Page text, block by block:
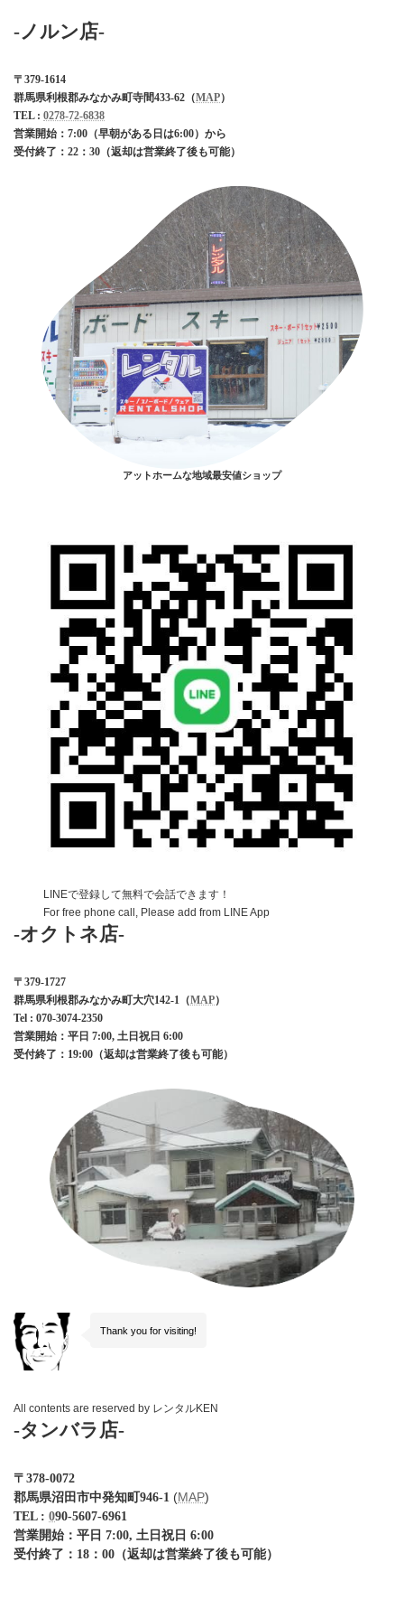
-ノルン店-
〒379-1614
群馬県利根郡みなかみ町寺間433-62（MAP）
TEL : 0278-72-6838
営業開始：7:00（早朝がある日は6:00）から
受付終了： 22：30 （返却は営業終了後も可能）
アットホームな地域最安値ショップ
LINEで登録して無料で会話できます！
For free phone call, Please add from LINE App
-オクトネ店-
〒379-1727
群馬県利根郡みなかみ町大穴142-1（MAP）
Tel : 070-3074-2350
営業開始：平日 7:00, 土日祝日 6:00
受付終了：19:00 （返却は営業終了後も可能）
Thank you for visiting!
All contents are reserved by レンタルKEN
-タンバラ店-
〒378-0072
郡馬県沼田市中発知町946-1 (MAP)
TEL : 090-5607-6961
営業開始： 平日 7:00, 土日祝日 6:00
受付終了：1 8：00（返却は営業終了後も可能）